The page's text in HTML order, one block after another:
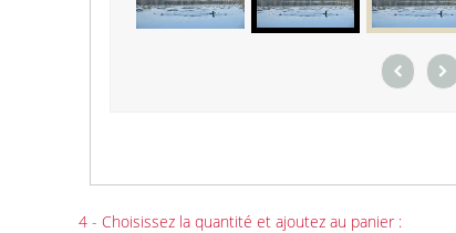
4 - Choisissez la quantité et ajoutez au panier :